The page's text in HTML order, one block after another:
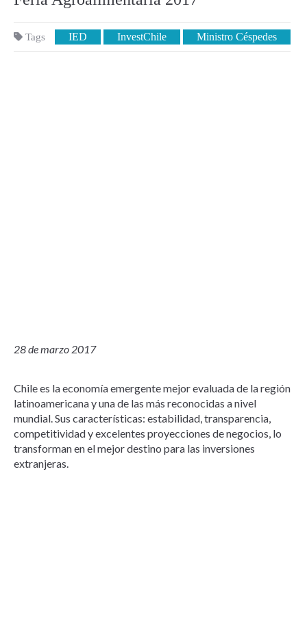
Tags IED InvestChile Ministro Céspedes
28 de marzo 2017
Chile es la economía emergente mejor evaluada de la región
latinoamericana y una de las más reconocidas a nivel
mundial. Sus características: estabilidad, transparencia,
competitividad y excelentes proyecciones de negocios, lo
transforman en el mejor destino para las inversiones
extranjeras.